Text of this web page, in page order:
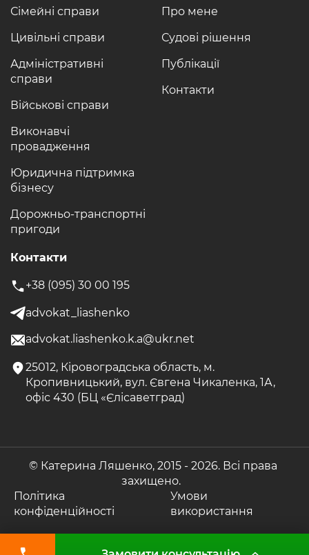
Про мене
Судові рішення
Публікації
Контакти
Сімейні справи
Цивільні справи
Адміністративні
справи
Військові справи
Виконавчі
провадження
Юридична підтримка
бізнесу
Дорожньо-транспортні
пригоди
Контакти
+38 (095) 30 00 195
advokat_liashenko
advokat.liashenko.k.a@ukr.net
25012, Кіровоградська область, м.
Кропивницький, вул. Євгена Чикаленка, 1А,
офіс 430 (БЦ «Єлісаветград)
© Катерина Ляшенко, 2015 - 2026. Всі права
захищено.
Політика
конфіденційності
Умови
використання